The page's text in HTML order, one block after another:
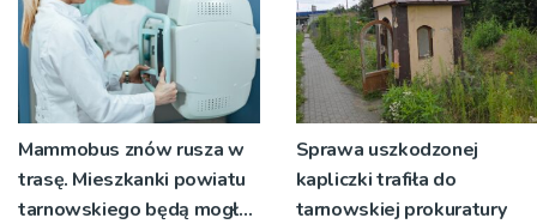
Mammobus znów rusza w
trasę. Mieszkanki powiatu
tarnowskiego będą mogły
Sprawa uszkodzonej
kapliczki trafiła do
tarnowskiej prokuratury